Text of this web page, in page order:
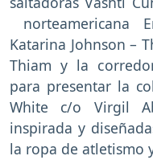
norteamericana
Katarina Johnson –
Thiam y la
para presentar la
White c/o Virgil
inspirada y
la ropa de atletismo